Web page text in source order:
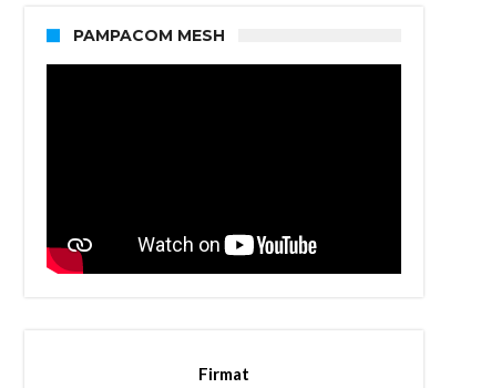
PAMPACOM MESH
Firmat